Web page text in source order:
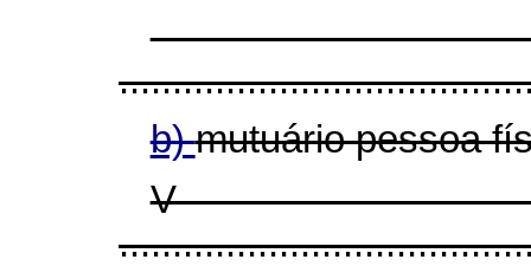
b)mutuário pessoa